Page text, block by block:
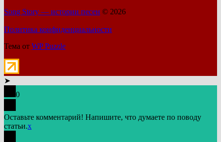
Song Story — истории песен © 2026
Политика конфиденциальности
Тема от WP Puzzle
➤
0
Оставьте комментарий! Напишите, что думаете по поводу
статьи.x